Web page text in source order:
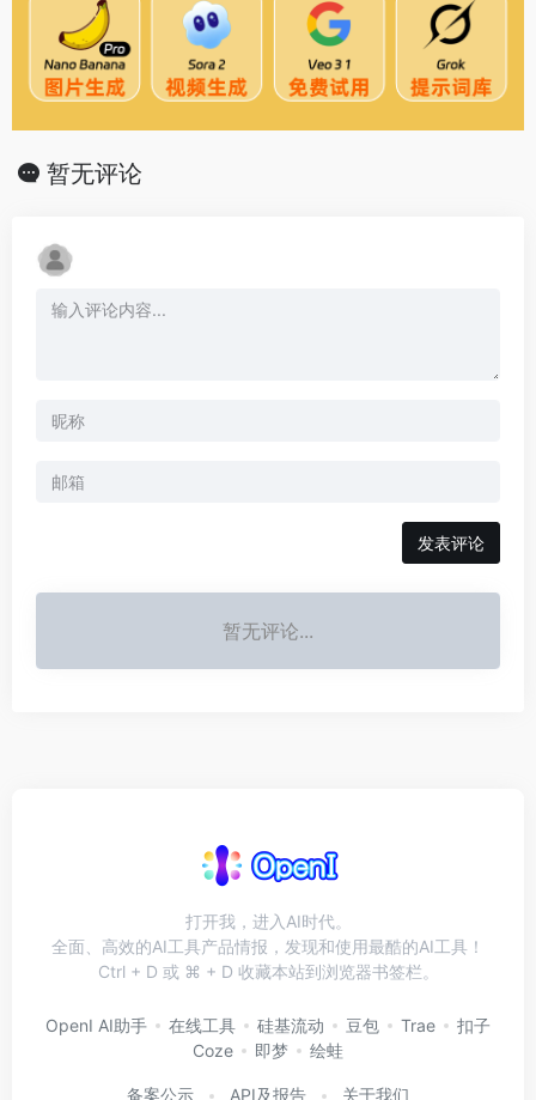
暂无评论
发表评论
暂无评论...
打开我，进入AI时代。
全面、高效的AI工具产品情报，发现和使用最酷的AI工具！
Ctrl + D 或 ⌘ + D 收藏本站到浏览器书签栏。
OpenI AI助手 在线工具 硅基流动 豆包 Trae
扣子
Coze
即梦 绘蛙
备案公示 API及报告 关于我们